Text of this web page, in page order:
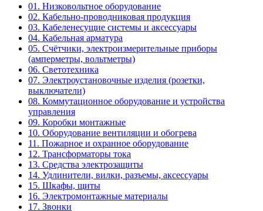
01. Низковольтное оборудование
02. Кабельно-проводниковая продукция
03. Кабеленесущие системы и аксессуары
04. Кабельная арматура
05. Счётчики, электроизмерительные приборы
(амперметры, вольтметры)
06. Светотехника
07. Электроустановочные изделия (розетки,
выключатели)
08. Коммутационное оборудование и устройства
управления
09. Коробки монтажные
10. Оборудование вентиляции и обогрева
11. Пожарное и охранное оборудование
12. Трансформаторы тока
13. Средства электрозащиты
14. Удлинители, вилки, разъемы, аксессуары
15. Шкафы, щиты
16. Электромонтажные материалы
17. Звонки